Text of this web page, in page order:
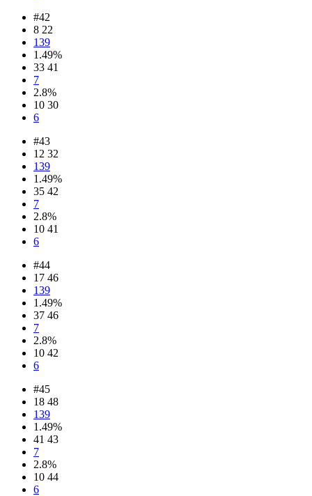
#42
8 22
139
1.49%
33 41
7
2.8%
10 30
6
#43
12 32
139
1.49%
35 42
7
2.8%
10 41
6
#44
17 46
139
1.49%
37 46
7
2.8%
10 42
6
#45
18 48
139
1.49%
41 43
7
2.8%
10 44
6